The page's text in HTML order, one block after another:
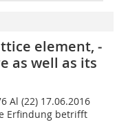
element,
as well as its
Al (22) 17.06.2016
Erfindung betrifft